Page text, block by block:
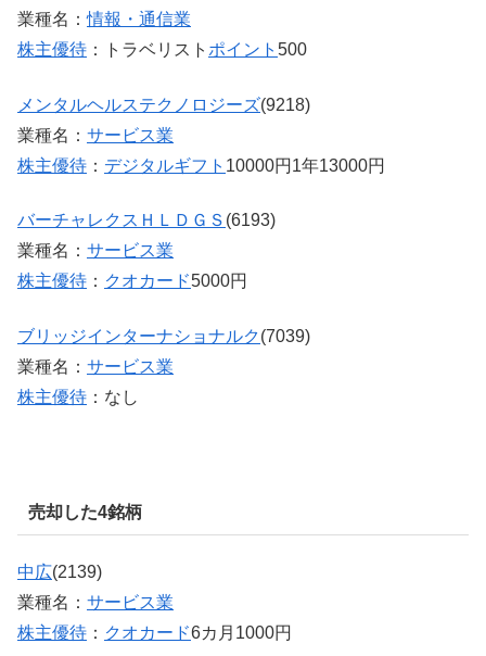
業種名：情報・通信業
株主優待 ：トラベリスト ポイント 500
メンタルヘルステクノロジーズ(9218)
業種名： サービス業
株主優待 ： デジタルギフト 10000円1年13000円
バーチャレクスＨＬＤＧＳ (6193)
業種名： サービス業
株主優待 ： クオカード5000円
ブリッジインターナショナルク(7039)
業種名： サービス業
株主優待 ：なし
売却した4銘柄
中広(2139)
業種名： サービス業
株主優待 ： クオカード6カ月1000円